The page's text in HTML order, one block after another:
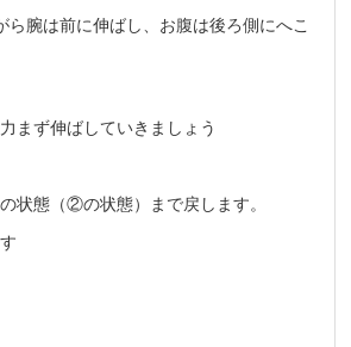
腕は前に伸ばし、お腹は後ろ側にへこ
まず伸ばしていきましょう
状態（②の状態）まで戻します。